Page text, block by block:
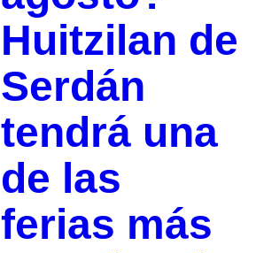
Huitzilan de
Serdán
tendrá una
de las
ferias más